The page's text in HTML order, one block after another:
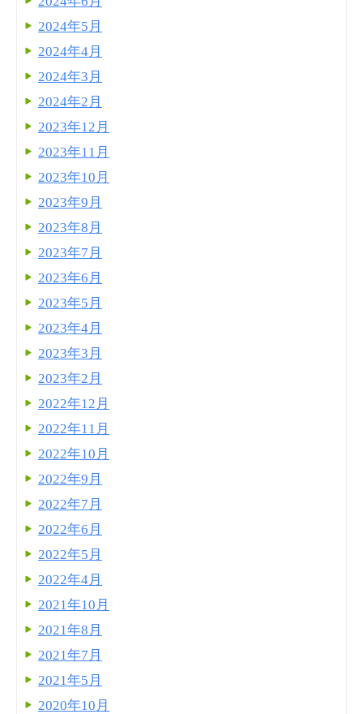
2024年5月
2024年4月
2024年3月
2024年2月
2023年12月
2023年11月
2023年10月
2023年9月
2023年8月
2023年7月
2023年6月
2023年5月
2023年4月
2023年3月
2023年2月
2022年12月
2022年11月
2022年10月
2022年9月
2022年7月
2022年6月
2022年5月
2022年4月
2021年10月
2021年8月
2021年7月
2021年5月
2020年10月